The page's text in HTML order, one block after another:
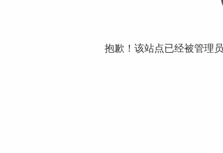
抱歉！该站点已经被管理